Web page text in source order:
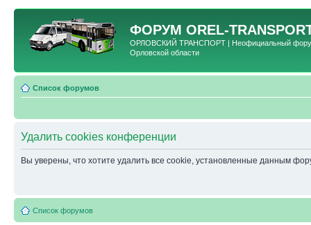
ФОРУМ OREL-
ОРЛОВСКИЙ ТРАНСПОРТ | Неофициальный форум
Орловской области
Список форумов
Удалить cookies конференции
Вы уверены, что хотите удалить все cookie, установленные данным
Список форумов